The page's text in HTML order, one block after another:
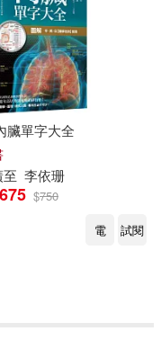
臟單字大全
至 李依珊
675 $750
電
試閱